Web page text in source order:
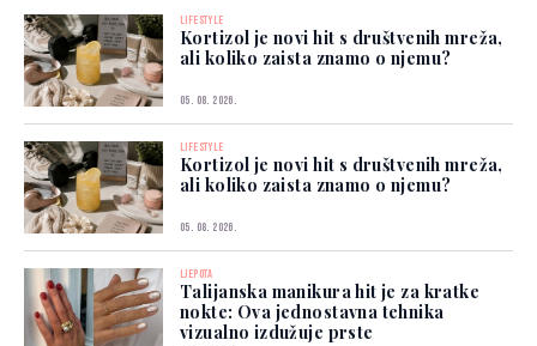
LIFESTYLE
Kortizol je novi hit s društvenih mreža,
ali koliko zaista znamo o njemu?
05. 08. 2026.
LIFESTYLE
Kortizol je novi hit s društvenih mreža,
ali koliko zaista znamo o njemu?
05. 08. 2026.
LJEPOTA
Talijanska manikura hit je za kratke
nokte: Ova jednostavna tehnika
vizualno izdužuje prste